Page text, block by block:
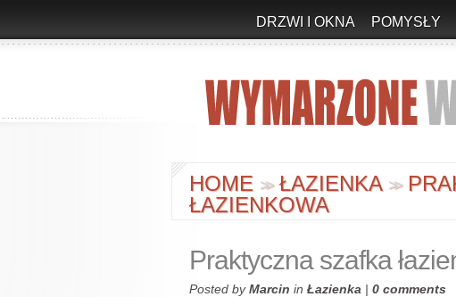
DRZWI I OKNA POMYSŁY
HOME >> ŁAZIENKA >>
ŁAZIENKOWA
Praktyczna szafka
Posted byMarcin in Łazienka | 0 comments